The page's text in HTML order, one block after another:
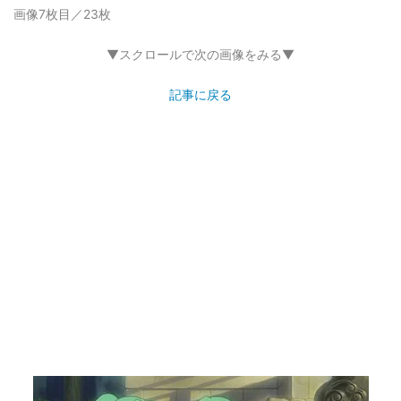
画像7枚目／23枚
▼スクロールで次の画像をみる▼
記事に戻る